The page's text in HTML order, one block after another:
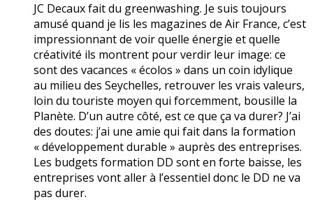
JC Decaux fait du greenwashing. Je suis toujours
amusé quand je lis les magazines de Air France, c’est
impressionnant de voir quelle énergie et quelle
créativité ils montrent pour verdir leur image: ce
sont des vacances « écolos » dans un coin idylique
au milieu des Seychelles, retrouver les vrais valeurs,
loin du touriste moyen qui forcemment, bousille la
Planète. D’un autre côté, est ce que ça va durer? J’ai
des doutes: j’ai une amie qui fait dans la formation
« développement durable » auprès des entreprises.
Les budgets formation DD sont en forte baisse, les
entreprises vont aller à l’essentiel donc le DD ne va
pas durer.